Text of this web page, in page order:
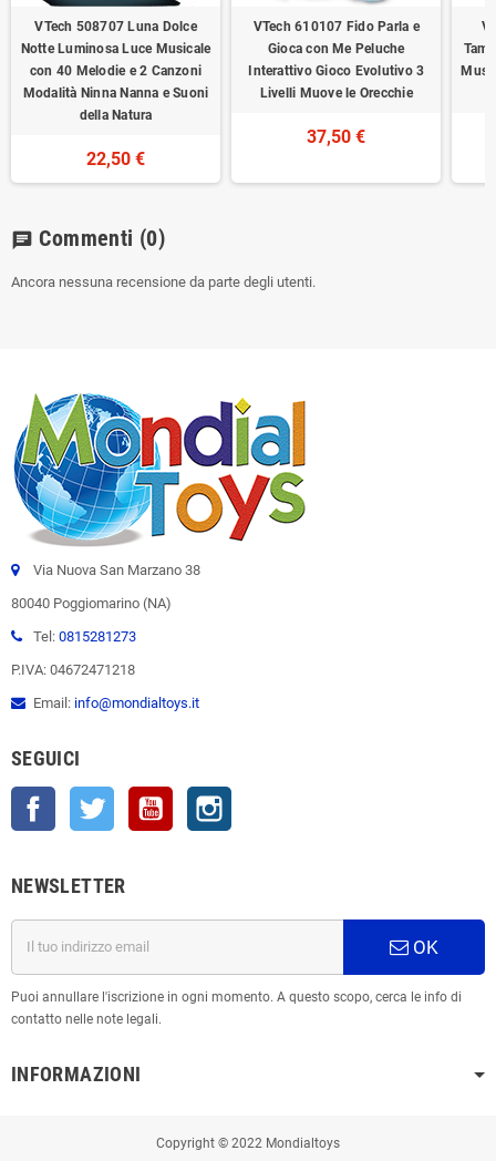
VTech 508707 Luna Dolce
Notte Luminosa Luce Musicale
con 40 Melodie e 2 Canzoni
Modalità Ninna Nanna e Suoni
della Natura
22,50 €
VTech 610107 Fido Parla e
Gioca con Me Peluche
Interattivo Gioco Evolutivo 3
Livelli Muove le Orecchie
37,50 €
chat Commenti (0)
Ancora nessuna recensione da parte degli utenti.
Via Nuova San Marzano 38
80040 Poggiomarino (NA)
Tel: 0815281273
P.IVA: 04672471218
Email: info@mondialtoys.it
SEGUICI
Facebook Twitter YouTube
NEWSLETTER
OK
Puoi annullare l'iscrizione in ogni momento. A questo scopo, cerca le info di
contatto nelle note legali.
INFORMAZIONI
Copyright © 2022 Mondialtoys